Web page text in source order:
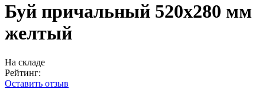
Буй причальный 520х280 мм
желтый
На складе
Рейтинг:
Оставить отзыв